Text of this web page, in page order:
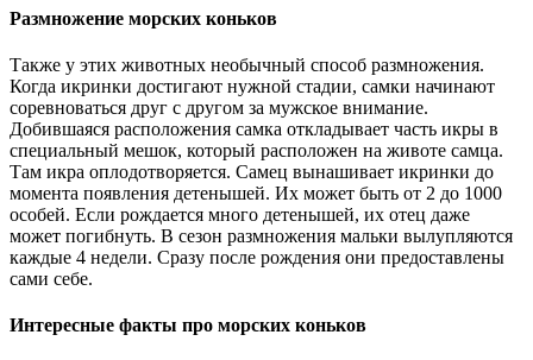
Размножение морских коньков
Также у этих животных необычный способ размножения.
Когда икринки достигают нужной стадии, самки начинают
соревноваться друг с другом за мужское внимание.
Добившаяся расположения самка откладывает часть икры в
специальный мешок, который расположен на животе самца.
Там икра оплодотворяется. Самец вынашивает икринки до
момента появления детенышей. Их может быть от 2 до 1000
особей. Если рождается много детенышей, их отец даже
может погибнуть. В сезон размножения мальки вылупляются
каждые 4 недели. Сразу после рождения они предоставлены
сами себе.
Интересные факты про морских коньков